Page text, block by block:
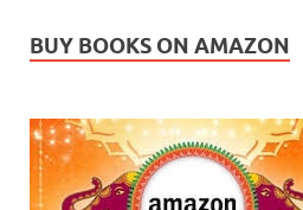
BUY BOOKS ON AMAZON